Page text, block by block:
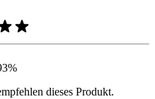
%
dieses Produkt.